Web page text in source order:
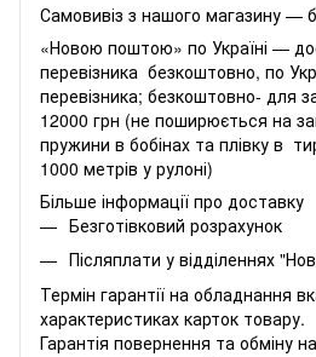
Самовивіз з нашого магазину —
«Новою поштою» по Україні —
перевізника безкоштовно, по
перевізника; безкоштовно- для
12000 грн (не поширюється на
пружини в бобінах та плівку в
1000 метрів у рулоні)
Більше інформації про доставку
Безготівковий розрахунок
Післяплати у відділеннях
Термін гарантії на обладнання
характеристиках карток товару.
Гарантія повернення та обміну